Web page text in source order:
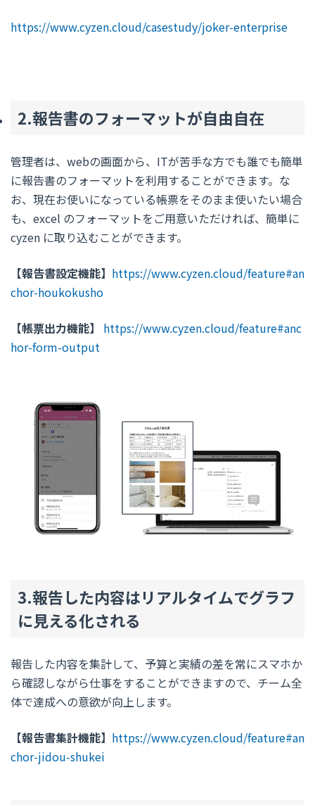
https://www.cyzen.cloud/casestudy/joker-enterprise
2.報告書のフォーマットが自由自在
管理者は、webの画面から、ITが苦手な方でも誰でも簡単
に報告書のフォーマットを利用することができます。な
お、現在お使いになっている帳票をそのまま使いたい場合
も、excel のフォーマットをご用意いただければ、簡単に
cyzen に取り込むことができます。
【報告書設定機能】 https://www.cyzen.cloud/feature#an
chor-houkokusho
【帳票出力機能】
https://www.cyzen.cloud/feature#anc
hor-form-output
3.報告した内容はリアルタイムでグラフ
に見える化される
報告した内容を集計して、予算と実績の差を常にスマホか
ら確認しながら仕事をすることができますので、チーム全
体で達成への意欲が向上します。
【報告書集計機能】 https://www.cyzen.cloud/feature#an
chor-jidou-shukei